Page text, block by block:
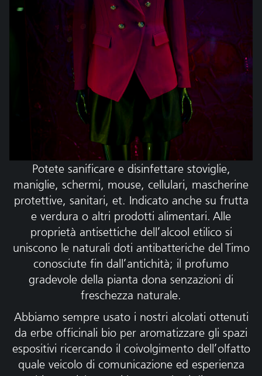
Potete sanificare e disinfettare stoviglie,
maniglie, schermi, mouse, cellulari, mascherine
protettive, sanitari, et. Indicato anche su frutta
e verdura o altri prodotti alimentari. Alle
proprietà antisettiche dell’alcool etilico si
uniscono le naturali doti antibatteriche del Timo
conosciute fin dall’antichità; il profumo
gradevole della pianta dona senzazioni di
freschezza naturale.
Abbiamo sempre usato i nostri alcolati ottenuti
da erbe officinali bio per aromatizzare gli spazi
espositivi ricercando il coivolgimento dell’olfatto
quale veicolo di comunicazione ed esperienza